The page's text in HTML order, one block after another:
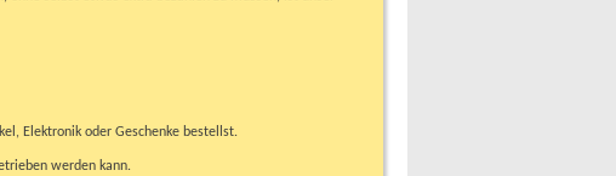
Elektronik oder Geschenke bestellst.
werden kann.